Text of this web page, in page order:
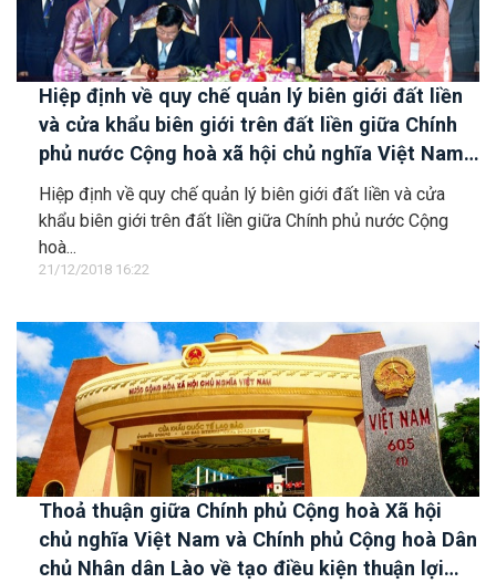
Hiệp định về quy chế quản lý biên giới đất liền
và cửa khẩu biên giới trên đất liền giữa Chính
phủ nước Cộng hoà xã hội chủ nghĩa Việt Nam
và Chính phủ nước Cộng hoà dân chủ nhân dân
Lào
Hiệp định về quy chế quản lý biên giới đất liền và cửa
khẩu biên giới trên đất liền giữa Chính phủ nước Cộng
hoà...
21/12/2018 16:22
Thoả thuận giữa Chính phủ Cộng hoà Xã hội
chủ nghĩa Việt Nam và Chính phủ Cộng hoà Dân
chủ Nhân dân Lào về tạo điều kiện thuận lợi